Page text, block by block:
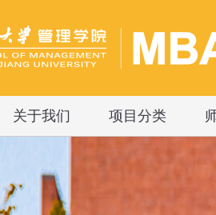
关于我们 项目分类